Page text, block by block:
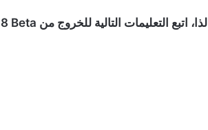
لذا، اتبع التعليمات التالية للخروج من One UI 8 Beta: